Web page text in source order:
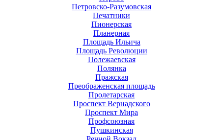
Петровско-Разумовская
Печатники
Пионерская
Планерная
Площадь Ильича
Площадь Революции
Полежаевская
Полянка
Пражская
Преображенская площадь
Пролетарская
Проспект Вернадского
Проспект Мира
Профсоюзная
Пушкинская